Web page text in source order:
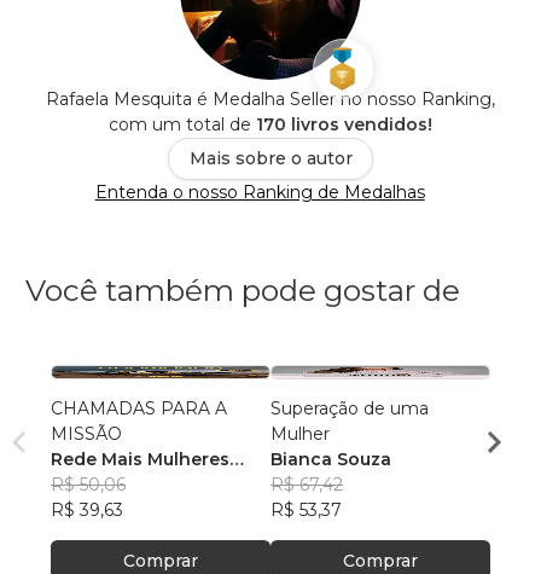
Rafaela Mesquita é Medalha Seller no nosso Ranking,
com um total de 170 livros vendidos!
Mais sobre o autor
Entenda o nosso Ranking de Medalhas
Você também pode gostar de
CHAMADAS PARA A
MISSÃO
Rede Mais Mulheres
Empreendedoras
R$ 50,06
R$ 39,63
Comprar
Superação de uma
Mulher
Bianca Souza
R$ 67,42
R$ 53,37
Comprar
Ina
R$